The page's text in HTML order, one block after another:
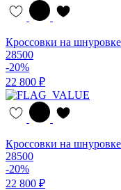
Кроссовки на
28500
-20%
22 800 ₽
Кроссовки на
28500
-20%
22 800 ₽